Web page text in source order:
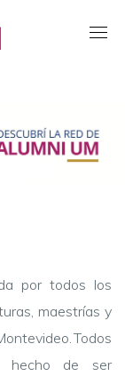
por todos los
maestrías y
Todos
hecho de ser